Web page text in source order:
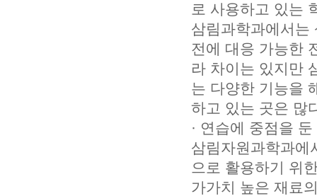
로 사용하고 있는
삼림과학과에서는
전에 대응 가능한
라 차이는 있지만
는 다양한 기능을
하고 있는 곳은 많
· 연습에 중점을
삼림자원과학과에
으로 활용하기 위
가가치 높은 재료